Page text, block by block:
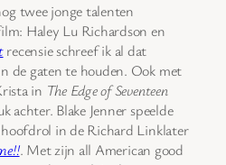
twee jonge talenten
Haley Lu Richardson en
recensie schreef ik al dat
de gaten te houden. Ook met
in The Edge of Seventeen
achter. Blake Jenner speelde
in de Richard Linklater
. Met zijn all American good